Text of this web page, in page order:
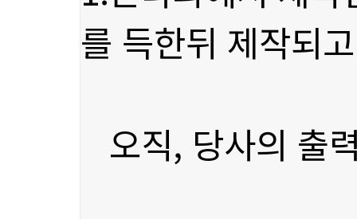
를 득한뒤 제작되
오직, 당사의 출